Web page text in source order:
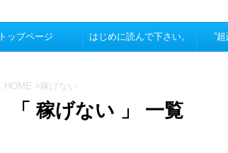
トップページ はじめに読んで下さい。 ”
HOME >稼げない
「 稼げない 」 一覧